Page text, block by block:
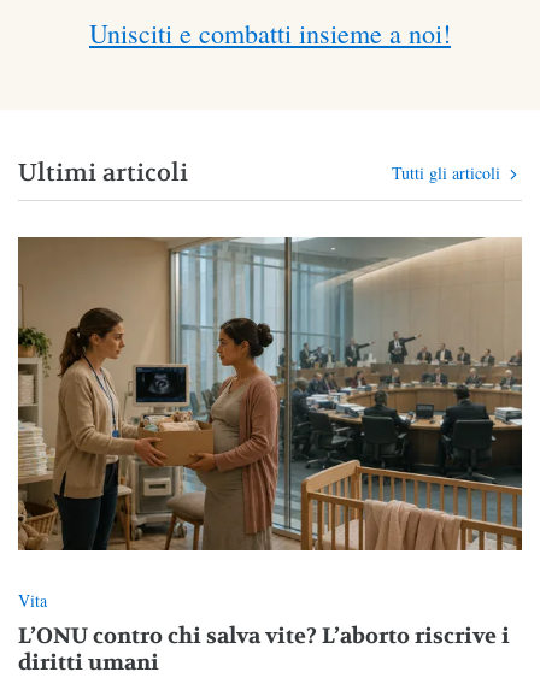
Unisciti e combatti insieme a noi!
Ultimi articoli Tutti gli articoli
Vita
L’ONU contro chi salva vite? L’aborto riscrive i
diritti umani